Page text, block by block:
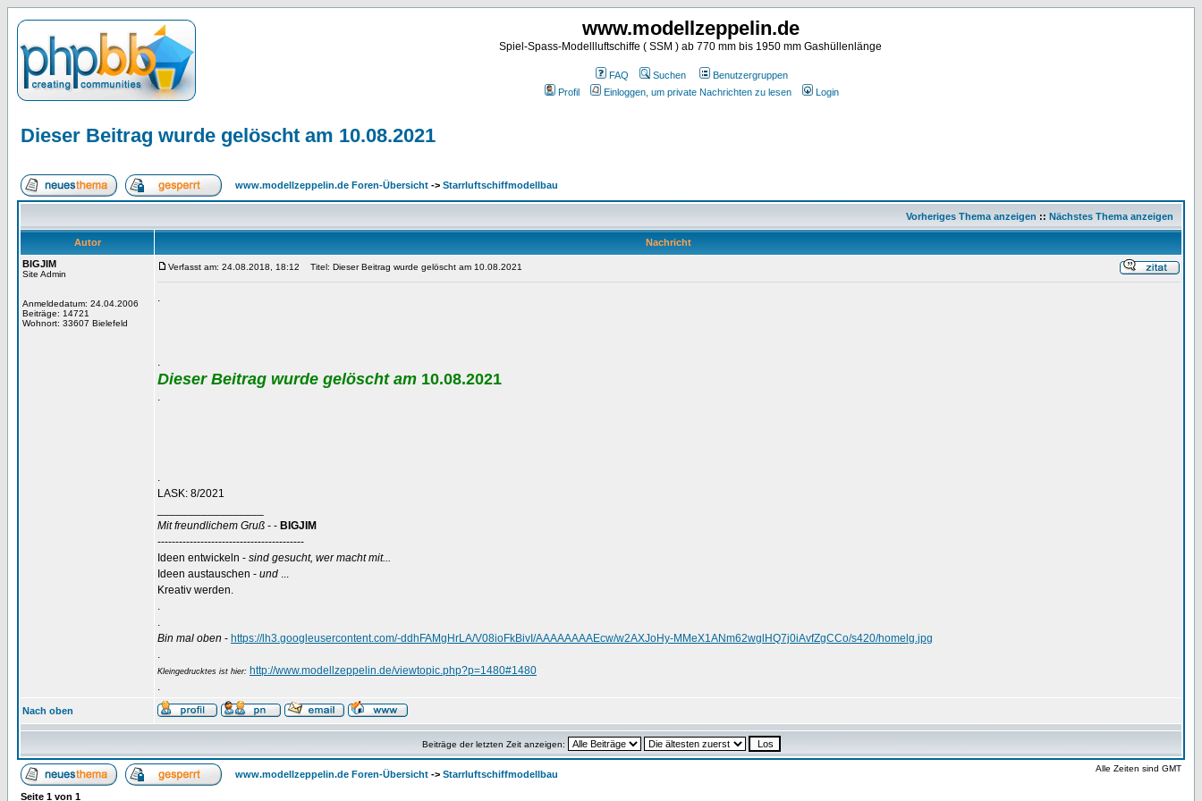
www.modellzeppelin.de
Spiel-Spass-Modellluftschiffe ( SSM ) ab 770 mm bis 1950 mm Gashüllenlänge
FAQ Suchen
Benutzergruppen
Profil
Einloggen, um private Nachrichten zu lesen Login
Dieser Beitrag wurde gelöscht am 10.08.2021
www.modellzeppelin.de Foren-Übersicht -> Starrluftschiffmodellbau
Vorheriges Thema anzeigen :: Nächstes Thema anzeigen
Autor
Nachricht
BIGJIM
Site Admin
Anmeldedatum: 24.04.2006
Beiträge: 14721
Wohnort: 33607 Bielefeld
Verfasst am: 24.08.2018, 18:12 Titel: Dieser Beitrag wurde gelöscht am 10.08.2021
.
.
Dieser Beitrag wurde gelöscht am 10.08.2021
.
.
LASK: 8/2021
Mit freundlichem Gruß - - BIGJIM
-----------------------------------------
Ideen entwickeln - sind gesucht, wer macht mit...
Ideen austauschen - und ...
Kreativ werden.
.
.
Bin mal oben - https://lh3.googleusercontent.com/-ddhFAMgHrLA/V08ioFkBivI/AAAAAAAAEcw/w2AXJoHy-MMeX1ANm62wglHQ7j0iAvfZgCCo/s420/homelg.jpg
.
Kleingedrucktes ist hier: http://www.modellzeppelin.de/viewtopic.php?p=1480#1480
.
Nach oben
Beiträge der letzten Zeit anzeigen:
www.modellzeppelin.de Foren-Übersicht -> Starrluftschiffmodellbau
Alle Zeiten sind GMT
Seite 1 von 1